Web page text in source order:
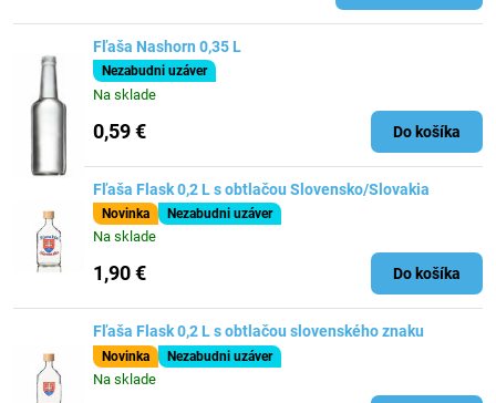
Fľaša Nashorn 0,35 L
Nezabudni uzáver
Na sklade
0,59 € Do košíka
Fľaša Flask 0,2 L s obtlačou Slovensko/Slovakia
Novinka Nezabudni uzáver
Na sklade
1,90 € Do košíka
Fľaša Flask 0,2 L s obtlačou slovenského znaku
Novinka Nezabudni uzáver
Na sklade